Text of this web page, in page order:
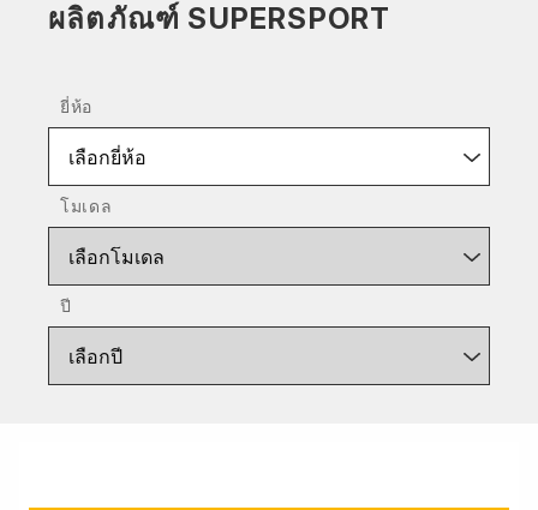
ผลิตภัณฑ์ SUPERSPORT
ยี่ห้อ
เลือกยี่ห้อ
โมเดล
เลือกโมเดล
ปี
เลือกปี